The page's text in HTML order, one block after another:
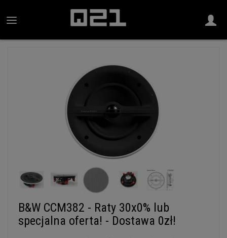
B&W CCM382 - Raty 30x0% lub
specjalna oferta! - Dostawa 0zł!